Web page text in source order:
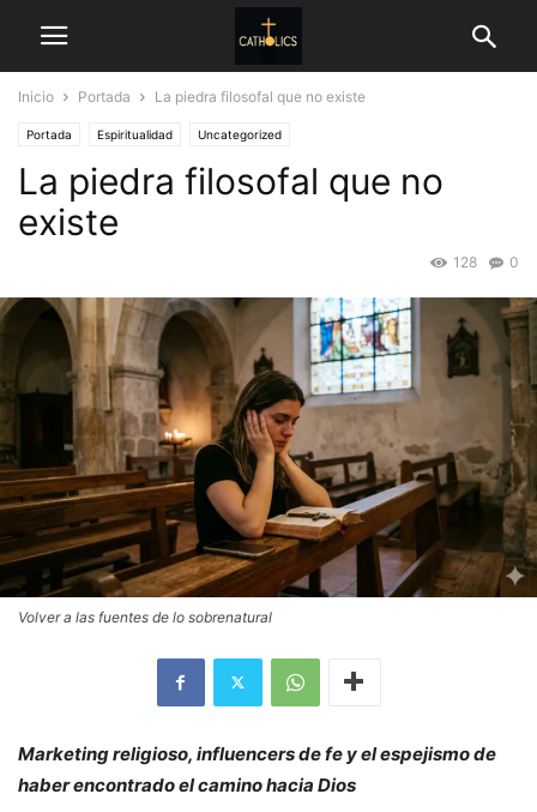
Inicio Portada La piedra filosofal que no existe
Portada Espiritualidad Uncategorized
La piedra filosofal que no
existe
0
128
Volver a las fuentes de lo sobrenatural
Marketing religioso, influencers de fe y el espejismo de
haber encontrado el camino hacia Dios